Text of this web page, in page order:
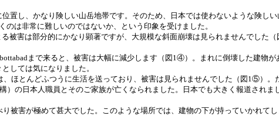
置し、かなり険しい山岳地帯です。そのため、日本では使わないような険し
は非常に難しいのではないか、という印象を受けました。
被害は部分的にかなり顕著ですが、大規模な斜面崩壊は見られませんでした
まで来ると、被害は大幅に減少します（図1④）。まれに倒壊した建物が
しては気になりました。
ほとんどふつうに生活を送っており、被害は見られませんでした（図1⑤）。
）の日本人職員とそのご家族が亡くなられました。日本でも大きく報道されま
被害が極めて甚大でした。このような場所では、建物の下が持っていかれて